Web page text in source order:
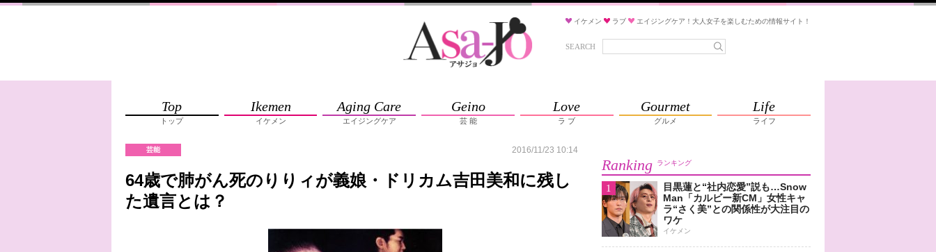
イケメン ラブ エイジングケア！大人女子を楽しむための情報サイト！
SEARCH
Top
トップ
Ikemen
イケメン
Aging Care
エイジングケア
Geino
芸 能
Love
ラ ブ
Gourmet
グルメ
Life
ライフ
芸能 2016/11/23 10:14
64歳で肺がん死のりりィが義娘・ドリカム吉田美和に残し
た遺言とは？
Ranking ランキング
1
目黒蓮と“社内恋愛”説も…Snow
Man「カルビー新CM」女性キャ
ラ“さく美”との関係性が大注目の
ワケ
イケメン